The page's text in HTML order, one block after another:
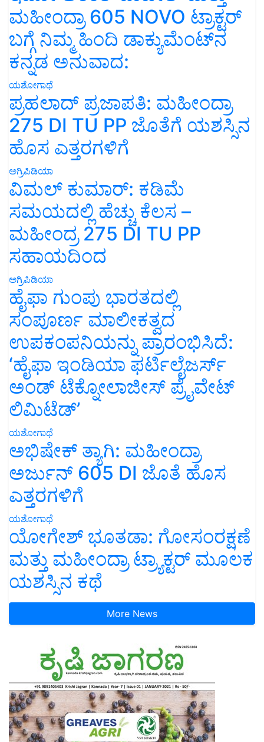
ಮಹೀಂದ್ರಾ 605 NOVO ಟ್ರಾಕ್ಟರ್
ಬಗ್ಗೆ ನಿಮ್ಮ ಹಿಂದಿ ಡಾಕ್ಯುಮೆಂಟ್‌ನ
ಕನ್ನಡ ಅನುವಾದ:
ಯಶೋಗಾಥೆ
ಪ್ರಹಲಾದ್ ಪ್ರಜಾಪತಿ: ಮಹೀಂದ್ರಾ
275 DI TU PP ಜೊತೆಗೆ ಯಶಸ್ಸಿನ
ಹೊಸ ಎತ್ತರಗಳಿಗೆ
ಅಗ್ರಿಪಿಡಿಯಾ
ವಿಮಲ್ ಕುಮಾರ್: ಕಡಿಮೆ
ಸಮಯದಲ್ಲಿ ಹೆಚ್ಚು ಕೆಲಸ –
ಮಹೀಂದ್ರ 275 DI TU PP
ಸಹಾಯದಿಂದ
ಅಗ್ರಿಪಿಡಿಯಾ
ಹೈಫಾ ಗುಂಪು ಭಾರತದಲ್ಲಿ
ಸಂಪೂರ್ಣ ಮಾಲೀಕತ್ವದ
ಉಪಕಂಪನಿಯನ್ನು ಪ್ರಾರಂಭಿಸಿದೆ:
‘ಹೈಫಾ ಇಂಡಿಯಾ ಫರ್ಟಿಲೈಜರ್ಸ್
ಅಂಡ್ ಟೆಕ್ನೋಲಾಜೀಸ್ ಪ್ರೈವೇಟ್
ಲಿಮಿಟೆಡ್’
ಯಶೋಗಾಥೆ
ಅಭಿಷೇಕ್ ತ್ಯಾಗಿ: ಮಹೀಂದ್ರಾ
ಅರ್ಜುನ್ 605 DI ಜೊತೆ ಹೊಸ
ಎತ್ತರಗಳಿಗೆ
ಯಶೋಗಾಥೆ
ಯೋಗೇಶ್ ಭೂತಡಾ: ಗೋಸಂರಕ್ಷಣೆ
ಮತ್ತು ಮಹೀಂದ್ರಾ ಟ್ರ್ಯಾಕ್ಟರ್ ಮೂಲಕ
ಯಶಸ್ಸಿನ ಕಥೆ
More News